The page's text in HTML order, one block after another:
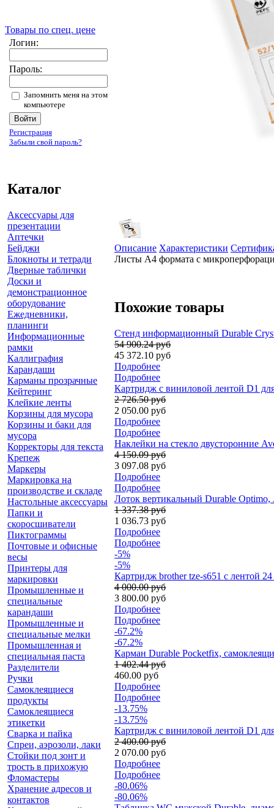
Товары по спец. цене
Логин:
Пароль:
Запомнить меня на этом
компьютере
Регистрация
Забыли свой пароль?
Каталог
Аксессуары для
презентации
Аптечки
Бейджи
Блокноты и тетради
Дверные таблички
Доски и
демонстрационное
оборудование
Ежедневники,
планинги
Информационные
рамки
Каллиграфия
Карандаши
Карманы прозрачные
Кейтеринг
Клейкие ленты
Корзины для мусора
Корзины и баки для
мусора
Корректоры для текста
Крепеж
Маркеры
Маркировка на
производстве и складе
Настольные аксессуары
Папки и
скоросшиватели
Пиктограммы
Почтовые и офисные
весы
Принтеры для
маркировки
Промышленные и
специальные
карандаши
Промышленные и
специальные мелки
Промышленная и
специальная паста
Разделители
Ручки
Самоклеящиеся
продукты
Самоклеящиеся
этикетки
Сварка и пайка
Спреи, аэрозоли, лаки
Стойки под зонт и
трость в прихожую
Фломастеры
Хранение адресов и
контактов
Описание Характеристики
Листы А4 формата с
Похожие товары
Стенд информационный Durable
54 900.24 руб
45 372.10 руб
Подробнее
Подробнее
Картридж с виниловой лентой D1
2 726.50 руб
2 050.00 руб
Подробнее
Подробнее
Наклейки на стекло двусторонние
4 150.09 руб
3 097.08 руб
Подробнее
Подробнее
Лоток вертикальный Durable
1 337.38 руб
1 036.73 руб
Подробнее
Подробнее
-5%
-5%
Картридж brother tze-s651 с лентой
4 000.00 руб
3 800.00 руб
Подробнее
Подробнее
-67.2%
-67.2%
Карман Durable Pocketfix,
1 402.44 руб
460.00 руб
Подробнее
Подробнее
-13.75%
-13.75%
Картридж с виниловой лентой D1
2 400.00 руб
2 070.00 руб
Подробнее
Подробнее
-80.06%
-80.06%